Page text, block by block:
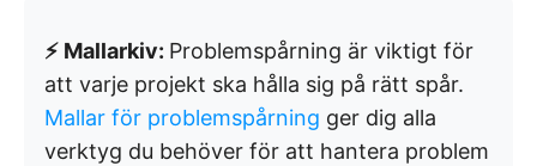
⚡ Mallarkiv: Problemspårning är viktigt för
att varje projekt ska hålla sig på rätt spår.
Mallar för problemspårning ger dig alla
verktyg du behöver för att hantera problem